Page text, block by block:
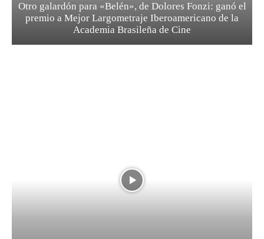
Otro galardón para «Belén», de Dolores Fonzi: ganó el
premio a Mejor Largometraje Iberoamericano de la
Academia Brasileña de Cine